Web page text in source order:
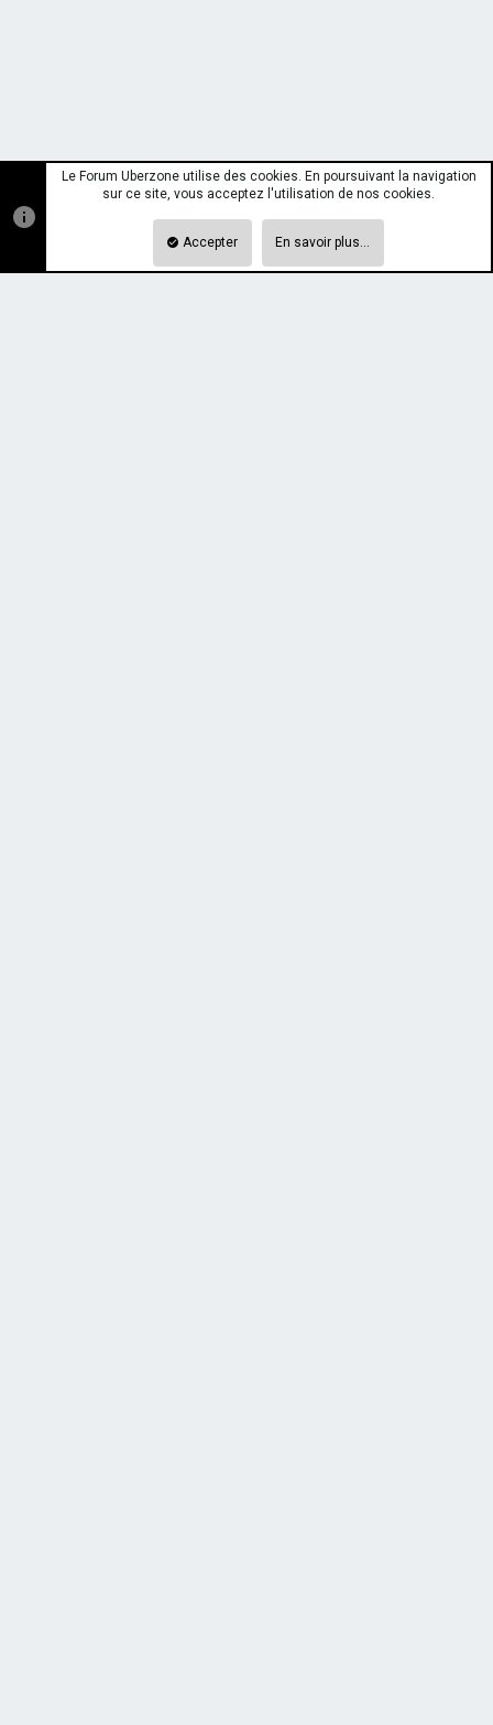
Le Forum Uberzone utilise des cookies. En poursuivant la navigation
sur ce site, vous acceptez l'utilisation de nos cookies.
Accepter En savoir plus…